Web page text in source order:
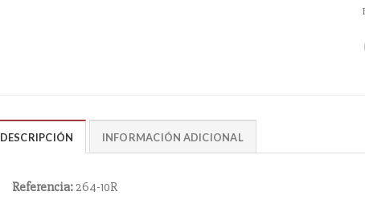
DESCRIPCIÓN INFORMACIÓN ADICIONAL
Referencia:264-10R